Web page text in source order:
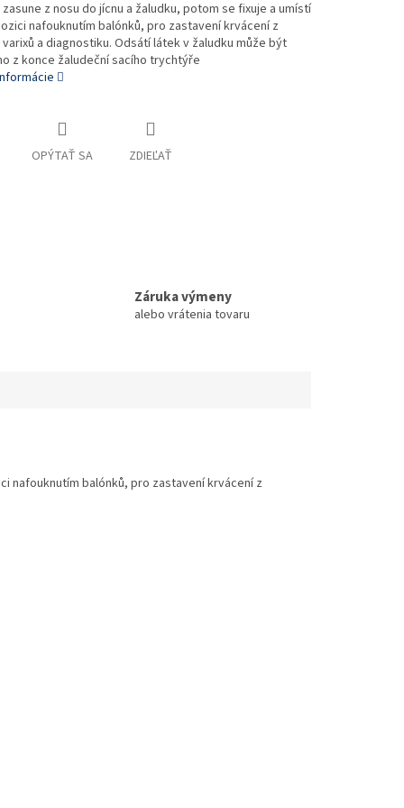
z nosu do jícnu a žaludku, potom se fixuje a umístí
nafouknutím balónků, pro zastavení krvácení z
a diagnostiku. Odsátí látek v žaludku může být
z konce žaludeční sacího trychtýře
OPÝTAŤ SA ZDIEĽAŤ
Záruka výmeny
alebo vrátenia tovaru
nafouknutím balónků, pro zastavení krvácení z